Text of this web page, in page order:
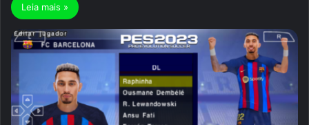
Leia mais »